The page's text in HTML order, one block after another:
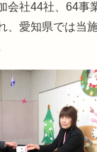
会社44社、64事
、愛知県では当